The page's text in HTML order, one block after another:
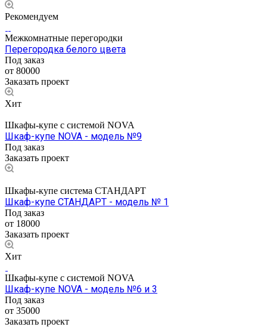
Рекомендуем
Межкомнатные перегородки
Перегородка белого цвета
Под заказ
от 80000
Заказать проект
Хит
Шкафы-купе с системой NOVA
Шкаф-купе NOVA - модель №9
Под заказ
Заказать проект
Шкафы-купе система СТАНДАРТ
Шкаф-купе СТАНДАРТ - модель № 1
Под заказ
от 18000
Заказать проект
Хит
Шкафы-купе с системой NOVA
Шкаф-купе NOVA - модель №6 и 3
Под заказ
от 35000
Заказать проект